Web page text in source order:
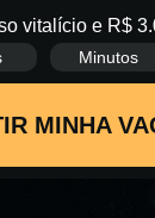
vitalício e R$
Minutos
MINHA